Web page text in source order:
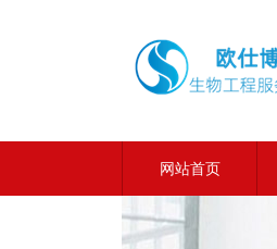
网站首页